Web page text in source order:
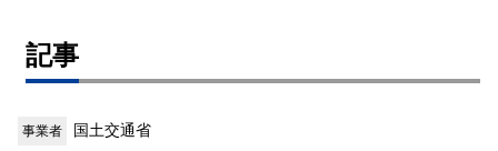
記事
事業者 国土交通省